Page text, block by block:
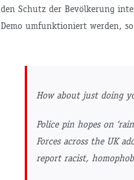
den Schutz der Bevölkerung
Demo umfunktioniert werden,
How about just doing
Police pin hopes on
Forces across the UK
report racist,